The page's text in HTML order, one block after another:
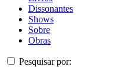
Dissonantes
Shows
Sobre
Obras
Pesquisar por: